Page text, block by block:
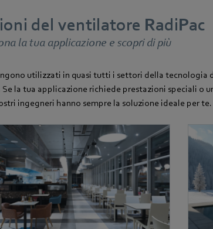
del ventilatore RadiPac
la tua applicazione e scopri di più
utilizzati in quasi tutti i settori della tecnologia
la tua applicazione richiede prestazioni speciali o
ingegneri hanno sempre la soluzione ideale per te.